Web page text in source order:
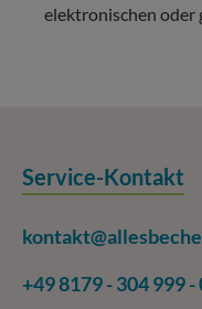
elektronischen oder
Service-Kontakt
+49 8179 - 304 999 -